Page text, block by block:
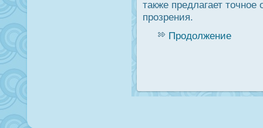
также предлагает
прοзрения.
Продолжение